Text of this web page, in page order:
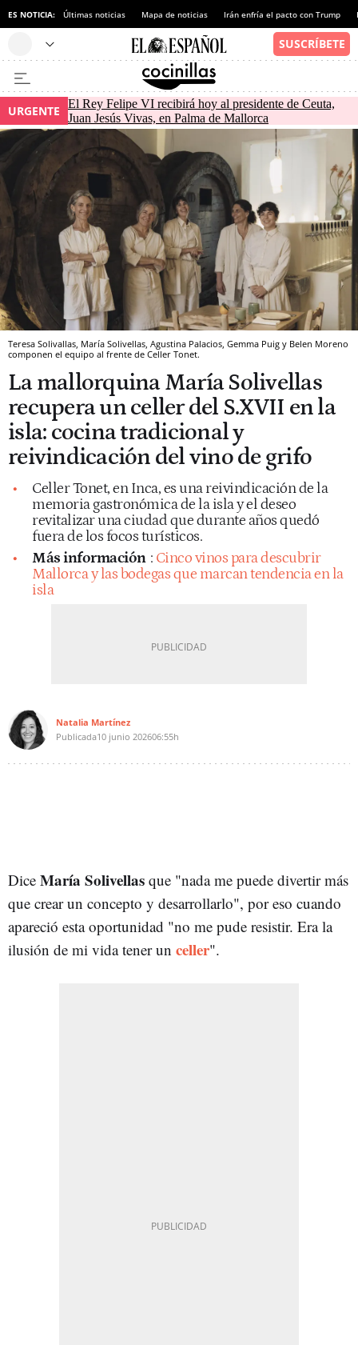
ES NOTICIA: Últimas noticias Mapa de noticias Irán enfría el pacto con Trump
URGENTE
El Rey Felipe VI recibirá hoy al presidente de Ceuta,
Juan Jesús Vivas, en Palma de Mallorca
Teresa Solivallas, María Solivellas, Agustina Palacios, Gemma Puig y Belen Moreno
componen el equipo al frente de Celler Tonet.
La mallorquina María Solivellas
recupera un celler del S.XVII en la
isla: cocina tradicional y
reivindicación del vino de grifo
Celler Tonet, en Inca, es una reivindicación de la
memoria gastronómica de la isla y el deseo
revitalizar una ciudad que durante años quedó
fuera de los focos turísticos.
Más información : Cinco vinos para descubrir
Mallorca y las bodegas que marcan tendencia en la
isla
Natalia Martínez
Publicada10 junio 202606:55h
Dice María Solivellas que "nada me puede divertir más
que crear un concepto y desarrollarlo", por eso cuando
apareció esta oportunidad "no me pude resistir. Era la
ilusión de mi vida tener un celler".